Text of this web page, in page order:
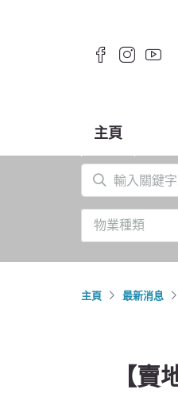
主頁
物業種類
主頁 最新消息
【